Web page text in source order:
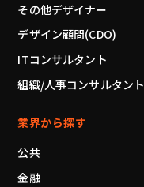
その他デザイナー
デザイン顧問(CDO)
ITコンサルタント
組織/人事コンサルタント
業界から探す
公共
金融